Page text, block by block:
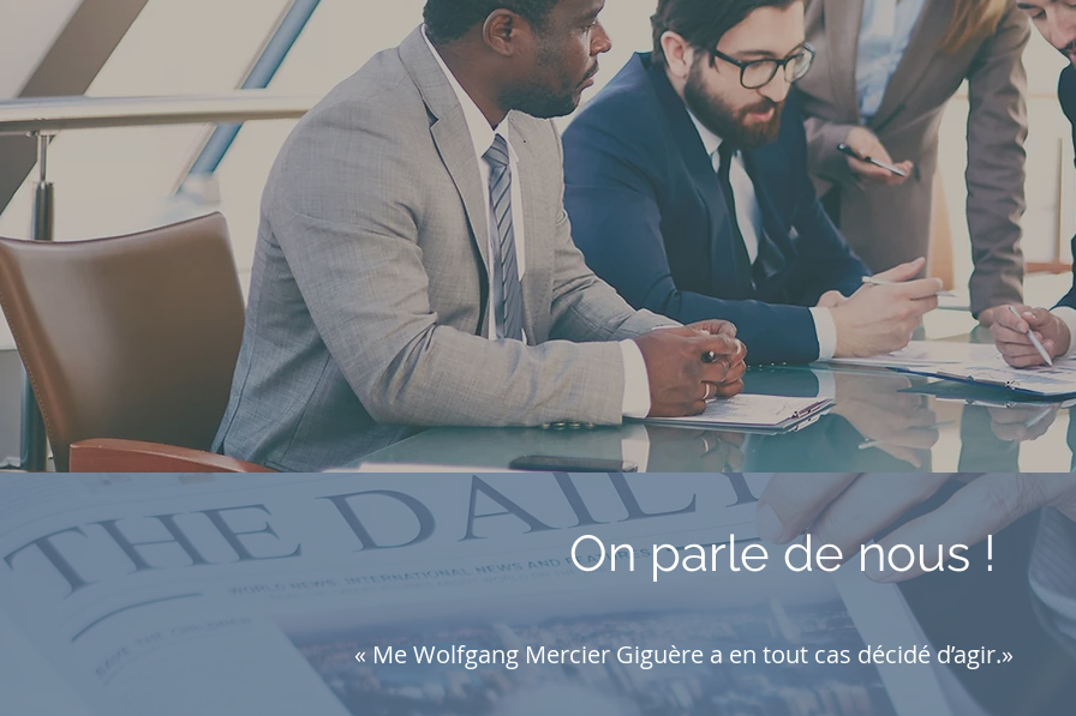
On parle de nous !
« Me Wolfgang Mercier Giguère a en tout cas décidé d’agir.»